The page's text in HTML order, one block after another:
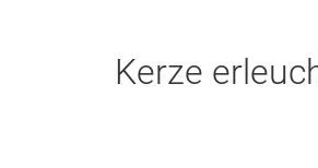
Kerze